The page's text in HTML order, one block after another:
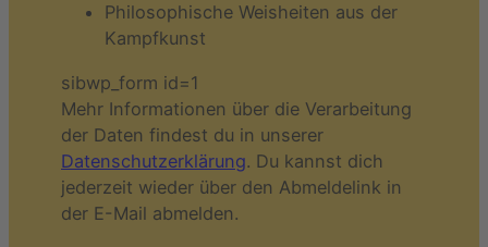
Philosophische Weisheiten aus der
Kampfkunst
sibwp_form id=1
Mehr Informationen über die Verarbeitung
der Daten findest du in unserer
Datenschutzerklärung. Du kannst dich
jederzeit wieder über den Abmeldelink in
der E-Mail abmelden.